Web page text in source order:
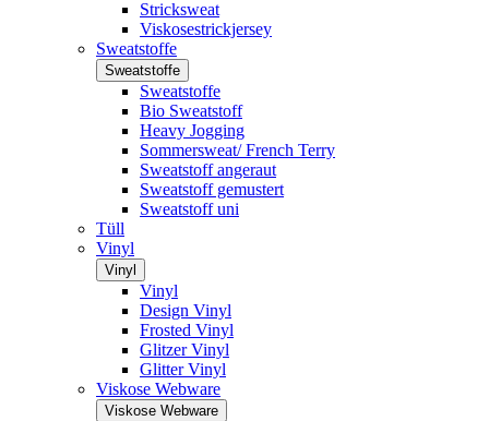
Stricksweat
Viskosestrickjersey
Sweatstoffe
Sweatstoffe
Sweatstoffe
Bio Sweatstoff
Heavy Jogging
Sommersweat/ French Terry
Sweatstoff angeraut
Sweatstoff gemustert
Sweatstoff uni
Tüll
Vinyl
Vinyl
Vinyl
Design Vinyl
Frosted Vinyl
Glitzer Vinyl
Glitter Vinyl
Viskose Webware
Viskose Webware